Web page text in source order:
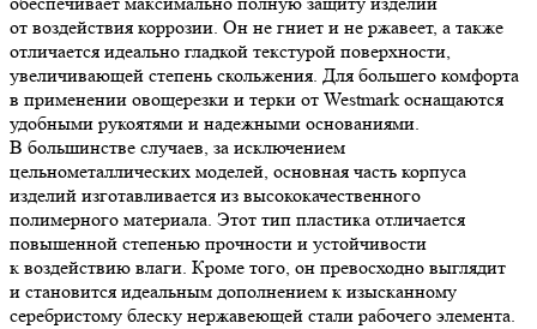
от воздействия коррозии. Он не гниет и не ржавеет, а также
отличается идеально гладкой текстурой поверхности,
увеличивающей степень скольжения. Для большего комфорта
в применении овощерезки и терки от Westmark оснащаются
удобными рукоятями и надежными основаниями.
В большинстве случаев, за исключением
цельнометаллических моделей, основная часть корпуса
изделий изготавливается из высококачественного
полимерного материала. Этот тип пластика отличается
повышенной степенью прочности и устойчивости
к воздействию влаги. Кроме того, он превосходно выглядит
и становится идеальным дополнением к изысканному
серебристому блеску нержавеющей стали рабочего элемента.